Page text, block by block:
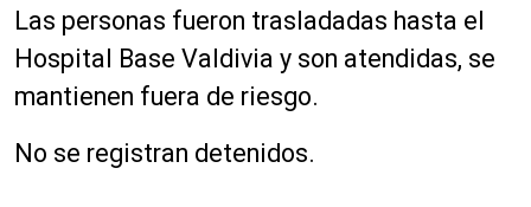
Las personas fueron trasladadas hasta el
Hospital Base Valdivia y son atendidas, se
mantienen fuera de riesgo.
No se registran detenidos.